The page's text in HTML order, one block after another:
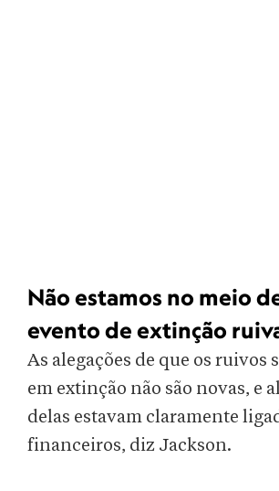
Não estamos no meio
evento de extinção
As alegações de que os ruivos
em extinção não são novas, e
delas estavam claramente
financeiros, diz Jackson.